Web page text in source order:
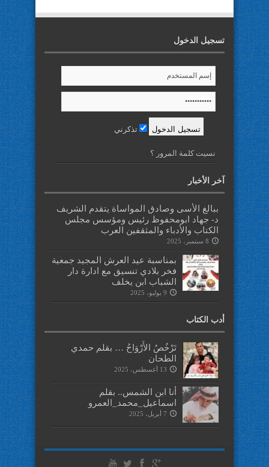
تسجيل الدخول
تذكرني
نسيت كلمة المرور ؟
آخر الأخبار
ببالغ الأسى وصادق المواساة يتقدم الشريف
د- جهاد ابومحفوظ رئيس ومؤسس مجلس
الكتاب والأدباء والمثقفين العرب
8 سبتمبر، 2025
بمناسبة عيد العرش المجيد جمعية
فخر بلادي تنسيق مع ادارة دار
الشباب ابن يخلف
9 يوليو، 2025
أدب الكتاب
تَرْخُصُ الأَرْوَاحُ … بقلم حمدي
الطحان
13 أغسطس، 2025
أنا ابن الشمس.. بقلم
اسماعيل_محمد_العمرو
7 أبريل، 2025